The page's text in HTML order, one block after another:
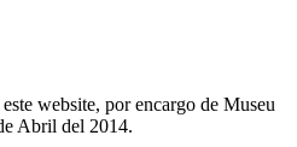
website, por encargo de Museu
Abril del 2014.